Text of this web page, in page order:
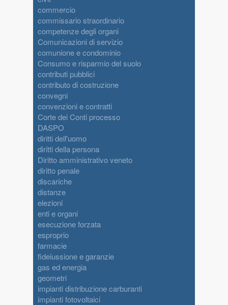
commercio
commissario straordinario
competenze degli organi
Comunicazioni di servizio
comunione e condominio
Consumo e risparmio del suolo
contributi pubblici
contributo di costruzione
convegni
convenzioni e contratti
Corte dei Conti processo
DASPO
diritti dell'uomo
diritti della persona
Diritto amministrativo veneto
diritto penale
discariche
distanze
elezioni
enti e organi
esecuzione forzata
esproprio
farmacie
fideiussione e garanzie
gas ed energia
geometri
impianti distribuzione carburanti
impianti fotovoltaici